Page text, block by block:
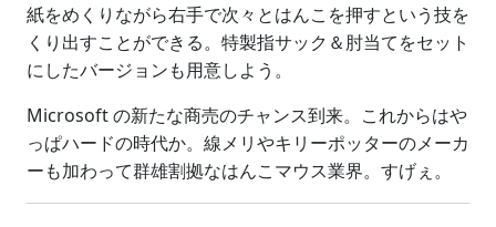
紙をめくりながら右手で次々とはんこを押すという技を
くり出すことができる。特製指サック＆肘当てをセット
にしたバージョンも用意しよう。
Microsoft の新たな商売のチャンス到来。これからはや
っぱハードの時代か。線メリやキリーポッターのメーカ
ーも加わって群雄割拠なはんこマウス業界。すげぇ。